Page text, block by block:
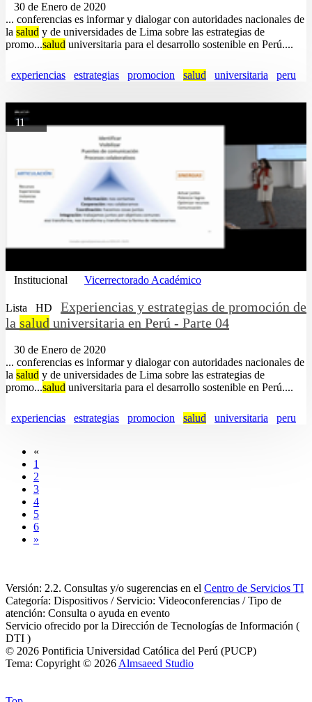
30 de Enero de 2020
... conferencias es informar y dialogar con autoridades nacionales de
la salud y de universidades de Lima sobre las estrategias de
promo...salud universitaria para el desarrollo sostenible en Perú....
experiencias estrategias promocion salud universitaria peru
11
Institucional Vicerrectorado Académico
Lista HD
Experiencias y estrategias de promoción de
la salud universitaria en Perú - Parte 04
30 de Enero de 2020
... conferencias es informar y dialogar con autoridades nacionales de
la salud y de universidades de Lima sobre las estrategias de
promo...salud universitaria para el desarrollo sostenible en Perú....
experiencias estrategias promocion salud universitaria peru
«
1
2
3
4
5
6
»
Versión: 2.2. Consultas y/o sugerencias en el Centro de Servicios TI
Categoría: Dispositivos / Servicio: Videoconferencias / Tipo de
atención: Consulta o ayuda en evento
Servicio ofrecido por la Dirección de Tecnologías de Información (
DTI )
© 2026 Pontificia Universidad Católica del Perú (PUCP)
Tema: Copyright © 2026 Almsaeed Studio